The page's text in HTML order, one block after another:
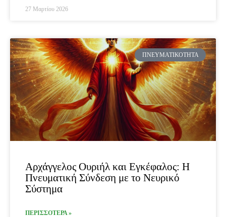
27 Μαρτίου 2026
ΠΝΕΥΜΑΤΙΚΌΤΗΤΑ
Αρχάγγελος Ουριήλ και Εγκέφαλος: Η
Πνευματική Σύνδεση με το Νευρικό
Σύστημα
ΠΕΡΙΣΣΟΤΕΡΑ »